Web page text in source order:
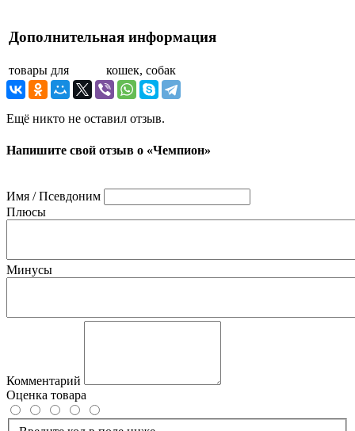
Дополнительная информация
товары для кошек, собак
Ещё никто не оставил отзыв.
Напишите свой отзыв о «Чемпион»
Имя / Псевдоним
Плюсы
Минусы
Комментарий
Оценка товара